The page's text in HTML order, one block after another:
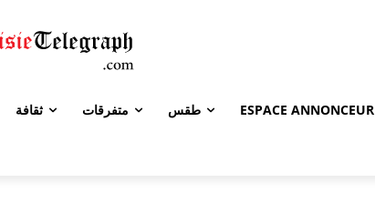
ثقافة متفرقات طقس ESPACE ANNONCEUR